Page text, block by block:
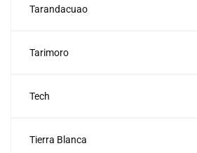
Tarandacuao
Tarimoro
Tech
Tierra Blanca